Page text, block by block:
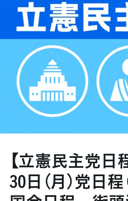
【立憲民主党日
30日（月）党日